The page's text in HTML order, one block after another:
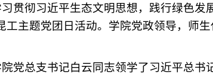
贯彻习近平生态文明思想，践行绿色发
工主题党团日活动。学院党政领导，师
党总支书记白云同志领学了习近平总书